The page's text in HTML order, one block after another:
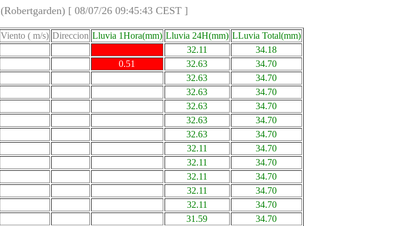
(Robertgarden) [ 08/07/26 09:45:43 CEST ]
Viento ( m/s) Direccion Lluvia 1Hora(mm) Lluvia 24H(mm) LLuvia Total(mm)
32.11
34.18
0.51 32.63
34.70
32.63
34.70
32.63
34.70
32.63
34.70
32.63
34.70
32.63
34.70
32.11
34.70
32.11
34.70
32.11
34.70
32.11
34.70
32.11
34.70
31.59
34.70